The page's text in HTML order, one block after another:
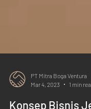
Mar 4, 2023
1 min read